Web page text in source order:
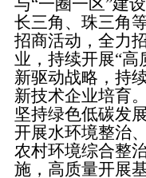
与“一圈一区”建
长三角、珠三角
招商活动，全力
业，持续开展“高
新驱动战略，持
新技术企业培育
坚持绿色低碳发
开展水环境整治
农村环境综合整
施，高质量开展